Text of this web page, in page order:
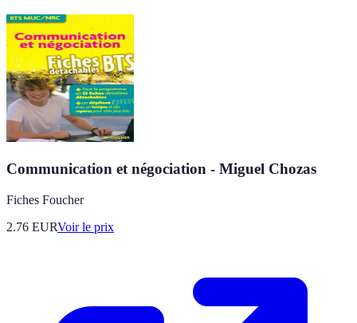
Communication et négociation - Miguel Chozas
Fiches Foucher
2.76 EURVoir le prix